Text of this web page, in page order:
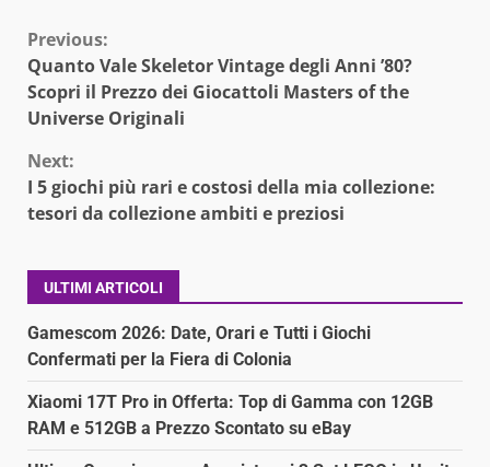
Continue
Reading
Previous:
Quanto Vale Skeletor Vintage degli Anni ’80?
Scopri il Prezzo dei Giocattoli Masters of the
Universe Originali
Next:
I 5 giochi più rari e costosi della mia collezione:
tesori da collezione ambiti e preziosi
ULTIMI ARTICOLI
Gamescom 2026: Date, Orari e Tutti i Giochi
Confermati per la Fiera di Colonia
Xiaomi 17T Pro in Offerta: Top di Gamma con 12GB
RAM e 512GB a Prezzo Scontato su eBay